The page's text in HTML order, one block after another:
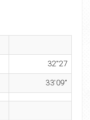
32″27
33’09”